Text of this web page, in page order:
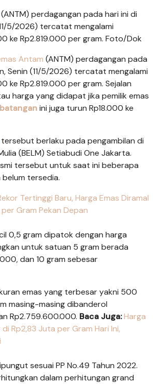
perdagangan pada hari ini di
5/2026) tercatat mengalami
ke Rp2.819.000 per gram. Foto/Dok
Antam (ANTM) perdagangan pada
Senin (11/5/2026) tercatat mengalami
ke Rp2.819.000 per gram. Sejalan
harga yang didapat jika pemilik emas
ini juga turun Rp18.000 ke
tersebut berlaku pada pengambilan di
(BELM) Setiabudi One Jakarta.
tersebut untuk saat ini beberapa
belum tersedia.
Tertinggi Baru, Harga Emas Diramal
Gram Pekan Depan
0,5 gram dipatok dengan harga
untuk satuan 5 gram berada
dan 10 gram sebesar
emas yang terbesar yakni 500
masing-masing dibanderol
Rp2.759.600.000. Baca Juga:Harga
Rp2,83 Juta per Gram Hari Ini,
sesuai PP No.49 Tahun 2022.
dalam perhitungan grand